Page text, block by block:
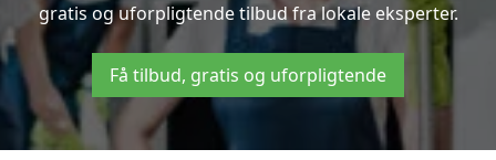
gratis og uforpligtende tilbud fra lokale eksperter.
Få tilbud, gratis og uforpligtende